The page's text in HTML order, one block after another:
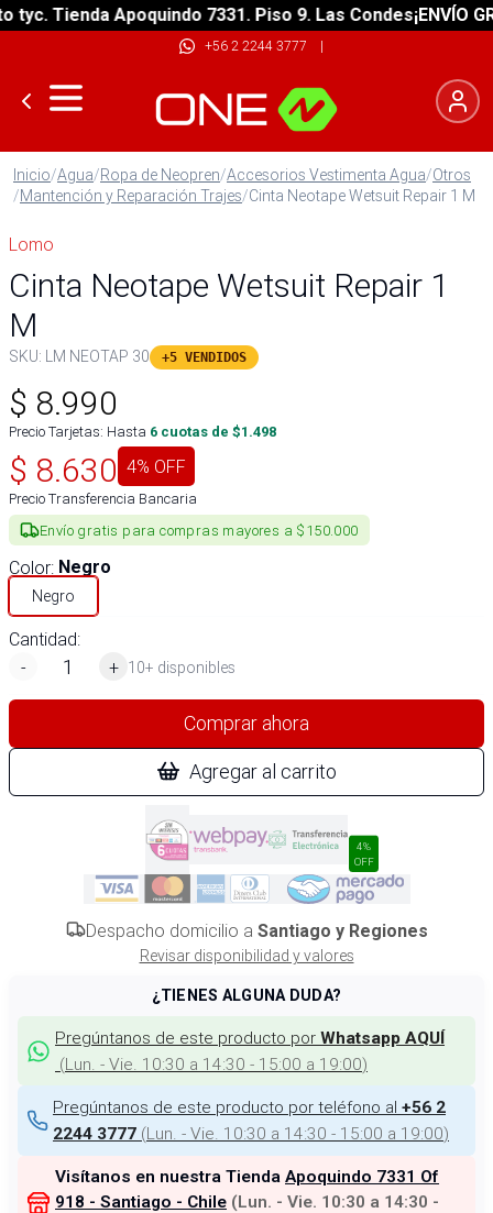
Tienda Apoquindo 7331. Piso 9. Las Condes¡ENVÍO
+56 2 2244 3777 |
Inicio/Agua/Ropa de Neopren/Accesorios Vestimenta Agua/Otros
/Mantención y Reparación Trajes/Cinta Neotape Wetsuit Repair 1 M
Lomo
Cinta Neotape Wetsuit Repair 1
M
SKU: LM NEOTAP 30 +5 VENDIDOS
$ 8.990
Precio Tarjetas: Hasta 6 cuotas de $1.498
$ 8.630 4% OFF
Precio Transferencia Bancaria
Envío gratis para compras mayores a $150.000
Color: Negro
Negro
Cantidad:
-
+ 10+ disponibles
Comprar ahora
Agregar al carrito
4%
OFF
Despacho domicilio a Santiago y Regiones
Revisar disponibilidad y valores
¿TIENES ALGUNA DUDA?
Pregúntanos de este producto por Whatsapp AQUÍ
(Lun. - Vie. 10:30 a 14:30 - 15:00 a 19:00)
Pregúntanos de este producto por teléfono al +56 2
2244 3777 (Lun. - Vie. 10:30 a 14:30 - 15:00 a 19:00)
Visítanos en nuestra Tienda Apoquindo 7331 Of
918 - Santiago - Chile (Lun. - Vie. 10:30 a 14:30 -